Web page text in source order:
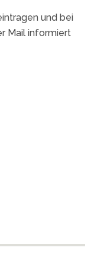
und bei
Mail informiert